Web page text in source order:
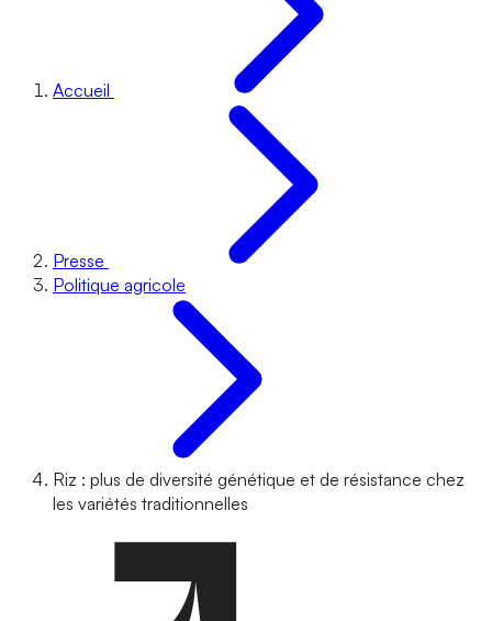
Accueil
Presse
Politique agricole
Riz : plus de diversité génétique et de résistance chez
les variétés traditionnelles